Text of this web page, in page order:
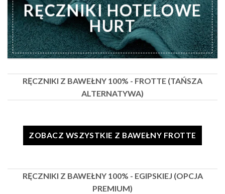
RĘCZNIKI HOTELOWE
HURT
RĘCZNIKI Z BAWEŁNY 100% - FROTTE (TAŃSZA
ALTERNATYWA)
ZOBACZ WSZYSTKIE Z BAWEŁNY FROTTE
RĘCZNIKI Z BAWEŁNY 100% - EGIPSKIEJ (OPCJA
PREMIUM)